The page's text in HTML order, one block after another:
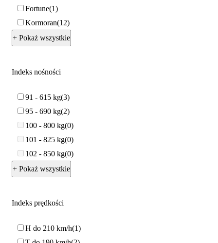
Fortune 1
Kormoran 12
+ Pokaż wszystkie
Indeks nośności
91 - 615 kg 3
95 - 690 kg 2
100 - 800 kg 0
101 - 825 kg 0
102 - 850 kg 0
+ Pokaż wszystkie
Indeks prędkości
H do 210 km/h 1